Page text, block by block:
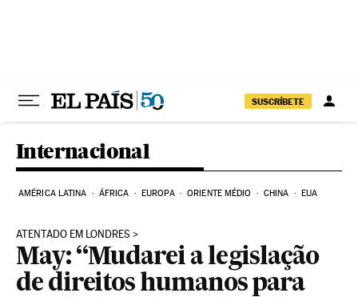
SUSCRÍBETE
Internacional
AMÉRICA LATINA ÁFRICA EUROPA ORIENTE MÉDIO CHINA EUA
ATENTADO EM LONDRES
May: “Mudarei a legislação
de direitos humanos para